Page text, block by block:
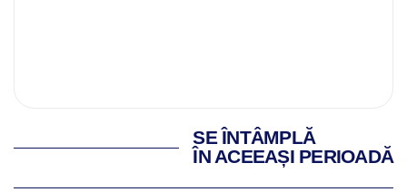
SE ÎNTÂMPLĂ
ÎN ACEEAȘI PERIOADĂ